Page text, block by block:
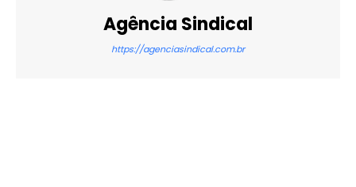
Agência Sindical
https://agenciasindical.com.br